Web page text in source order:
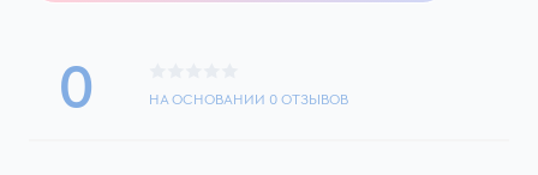
0 НА ОСНОВАНИИ 0ОТЗЫВОВ